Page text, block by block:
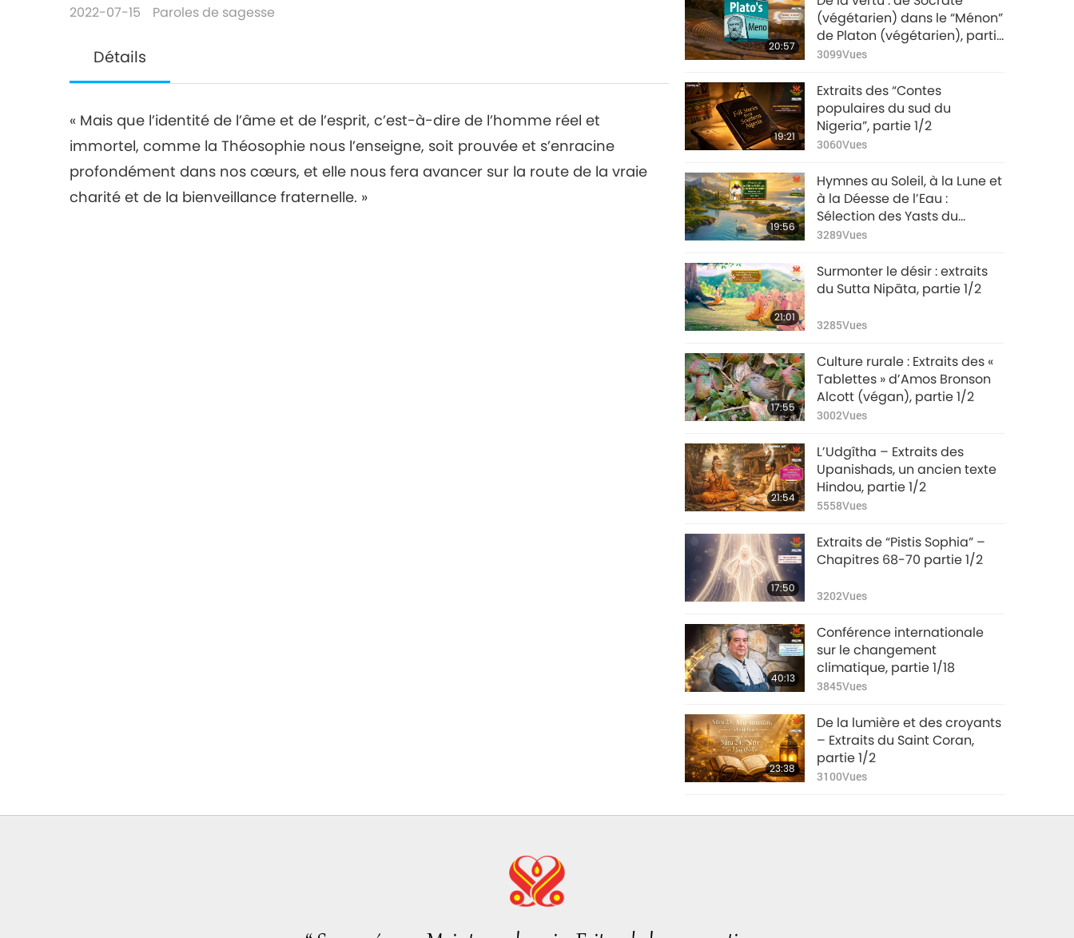
2022-07-15 Paroles de sagesse
Détails
« Mais que l’identité de l’âme et de l’esprit, c’est-à-dire de l’homme réel et
immortel, comme la Théosophie nous l’enseigne, soit prouvée et s’enracine
profondément dans nos cœurs, et elle nous fera avancer sur la route de la vraie
charité et de la bienveillance fraternelle. »
20:57
(végétarien) dans le “Ménon”
de Platon (végétarien), partie
1/2
3099Vues
19:21
Extraits des “Contes
populaires du sud du
Nigeria”, partie 1/2
3060Vues
19:56
Hymnes au Soleil, à la Lune et
à la Déesse de l’Eau :
Sélection des Yasts du
Zoroastrisme, partie 1/2
3289Vues
21:01
Surmonter le désir : extraits
du Sutta Nipāta, partie 1/2
3285Vues
17:55
Culture rurale : Extraits des «
Tablettes » d’Amos Bronson
Alcott (végan), partie 1/2
3002Vues
21:54
L’Udgîtha – Extraits des
Upanishads, un ancien texte
Hindou, partie 1/2
5558Vues
17:50
Extraits de “Pistis Sophia” –
Chapitres 68-70 partie 1/2
3202Vues
40:13
Conférence internationale
sur le changement
climatique, partie 1/18
3845Vues
23:38
De la lumière et des croyants
– Extraits du Saint Coran,
partie 1/2
3100Vues